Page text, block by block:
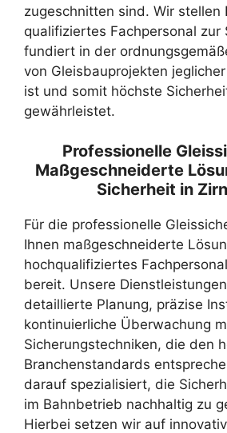
zugeschnitten sind. Wir stellen
qualifiziertes Fachpersonal zur
fundiert in der
von Gleisbauprojekten
ist und somit höchste
gewährleistet.
Professionelle
Maßgeschneiderte
Sicherheit in
Für die professionelle
Ihnen maßgeschneiderte
hochqualifiziertes
bereit. Unsere
detaillierte Planung, präzise
kontinuierliche Überwachung
Sicherungstechniken, die den
Branchenstandards
darauf spezialisiert, die
im Bahnbetrieb nachhaltig zu
Hierbei setzen wir auf